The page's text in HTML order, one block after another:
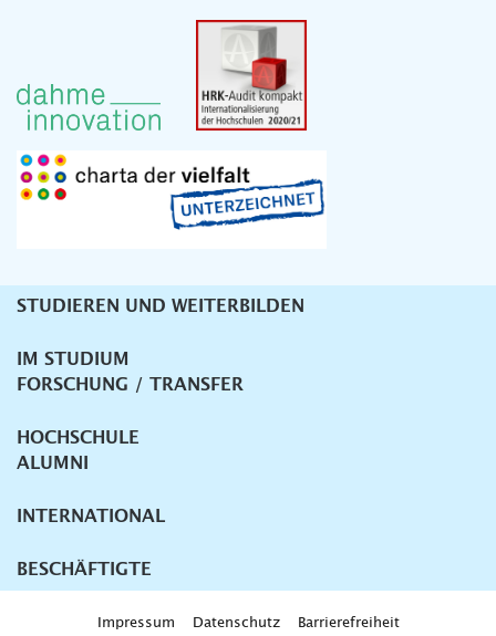
Unternavigation
STUDIEREN UND WEITERBILDEN
IM STUDIUM
FORSCHUNG / TRANSFER
HOCHSCHULE
ALUMNI
INTERNATIONAL
BESCHÄFTIGTE
Impressum Datenschutz Barrierefreiheit